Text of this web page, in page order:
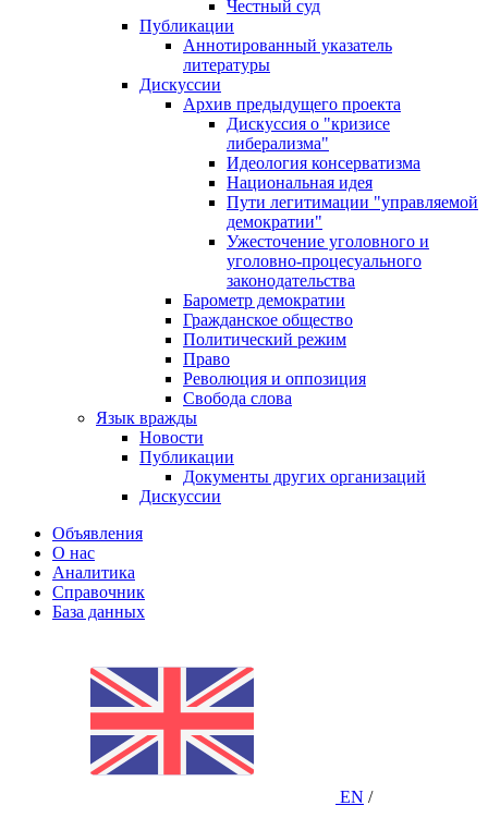
Честный суд
Публикации
Аннотированный указатель
литературы
Дискуссии
Архив предыдущего проекта
Дискуссия о "кризисе
либерализма"
Идеология консерватизма
Национальная идея
Пути легитимации "управляемой
демократии"
Ужесточение уголовного и
уголовно-процесуального
законодательства
Барометр демократии
Гражданское общество
Политический режим
Право
Революция и оппозиция
Свобода слова
Язык вражды
Новости
Публикации
Документы других организаций
Дискуссии
Объявления
О нас
Аналитика
Справочник
База данных
EN /